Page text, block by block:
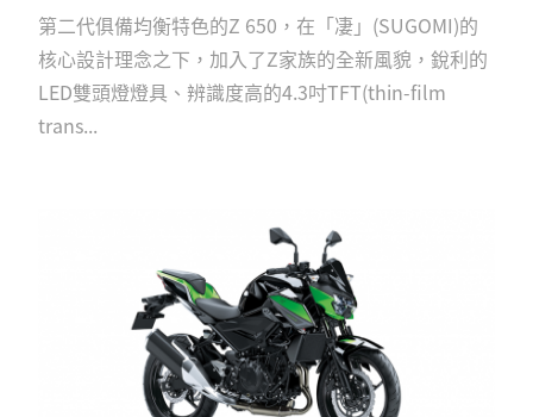
第二代俱備均衡特色的Z 650，在「凄」(SUGOMI)的
核心設計理念之下，加入了Z家族的全新風貌，銳利的
LED雙頭燈燈具、辨識度高的4.3吋TFT(thin-film
trans...